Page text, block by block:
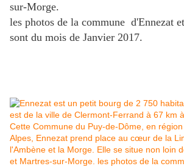
sur-Morge.
les photos de la commune d'Ennezat
sont du mois de Janvier 2017.